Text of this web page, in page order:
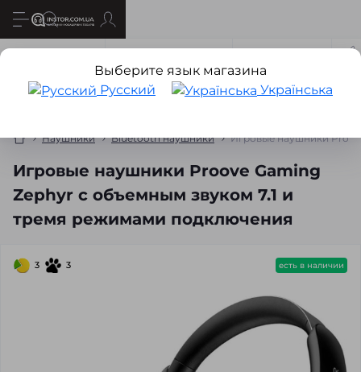
Наушники Bluetooth наушники Игровые наушники
Выберите язык магазина
Русский
Українська
Игровые наушники Proove Gaming
Zephyr с объемным звуком 7.1 и
тремя режимами подключения
3 3 есть в наличии